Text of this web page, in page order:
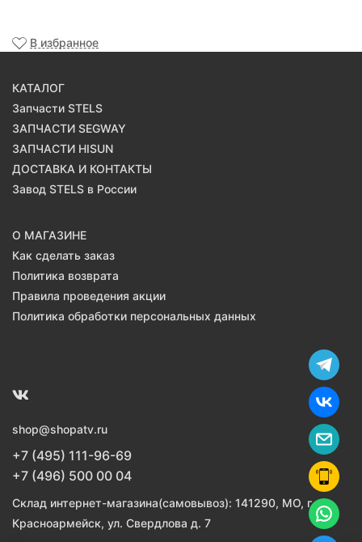
В избранное
КАТАЛОГ
Запчасти STELS
ЗАПЧАСТИ SEGWAY
ЗАПЧАСТИ HISUN
ДОСТАВКА И КОНТАКТЫ
Завод STELS в России
О МАГАЗИНЕ
Как сделать заказ
Политика возврата
Правила проведения акции
Политика обработки персональных данных
shop@shopatv.ru
+7 (495) 111-96-69
+7 (496) 500 00 04
Склад интернет-магазина(самовывоз): 141290, МО, г.
Красноармейск, ул. Свердлова д. 7